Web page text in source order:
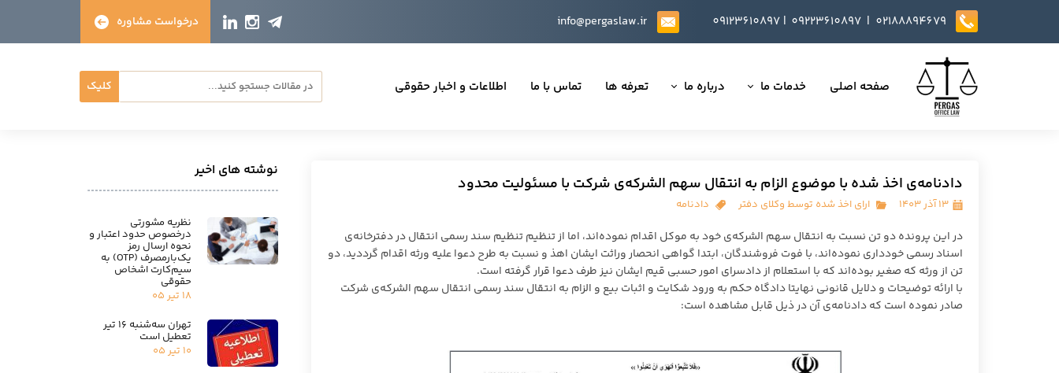
کلیک صفحه اصلی خدمات ما
مذاکره، تنظیم و بازبینی قراردادها
ارائه خدمات مشاوره حقوقی
داوری
انجام کلیه مسائل ثبتی
درباره ما تعرفه ها تماس با ما اطلاعات و اخبار حقوقی
09123610897| 09223610897​​​​​​​ | 02188894679 درخواست مشاوره info@pergaslaw.ir
دادنامه‌ی اخذ شده با موضوع الزام به انتقال سهم الشرکه‌ی شرکت با مسئولیت محدود
۱۳ آذر ۱۴۰۳ ارای اخذ شده توسط وکلای دفتر دادنامه
در این پرونده دو تن نسبت به انتقال سهم الشرکه‌ی خود به موکل اقدام نموده‌اند، اما از تنظیم تنظیم سند رسمی انتقال در دفترخانه‌ی
اسناد رسمی خودداری نموده‌اند، با فوت فروشندگان، ابتدا گواهی انحصار وراثت ایشان اهذ و نسبت به طرح دعوا علیه ورثه اقدام گرددید، دو
تن از ورثه که صغیر بوده‌اند که با استعلام از دادسرای امور حسبی قیم ایشان نیز طرف دعوا قرار گرفته است.
با ارائه توضیحات و دلایل قانونی نهایتا دادگاه حکم به ورود شکایت و اثبات بیع و الزام به انتقال سند رسمی انتقال سهم الشرکه‌ی شرکت
صادر نموده است که دادنامه‌ی آن در ذیل قابل مشاهده است:
نوشته های اخیر
نظریه مشورتی
درخصوص حدود اعتبار و
نحوه ارسال رمز
یک‌بارمصرف (OTP) به
سیم‌کارت اشخاص
حقوقی
۱۸ تیر ۰۵
تهران سه‌شنبه ۱۶ تیر
تعطیل است
۱۰ تیر ۰۵